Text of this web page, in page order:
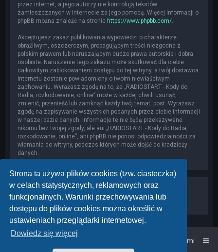
Strona ta używa plików cookies (tzw. ciasteczka)
w celach statystycznych, reklamowych oraz
funkcjonalnych. Warunki przechowywania lub
dostępu do plików cookies można określić w
ustawieniach przeglądarki internetowej.
Dowiedz się więcej
przez internet, a jego autorzy nie kontrolują tekstów
zamieszczanych w internecie za jego pomocą. Więcej informacji o
phpBB można znaleźć na stronie https://www.phpbb.com/
Akceptujesz zakaz publikowania wypowiedzi o charakterze
obraźliwym, oszczerczym, propagującym treści niezgodne z
polskim prawem lub naruszającym cudze prawa autorskie i dobra
osobiste. Naruszenie tego zakazu może skutkować dla ciebie
całkowitym zablokowaniem dostępu do tej witryny, a twój dostawca
internetu zostanie powiadomiony o twoim niewłaściwym
zachowaniu. Wyrażasz zgodę na to, że „RADIOSTART - Kody do
Radia, rozkodowanie, online” może w każdej chwili usunąć,
zmienić, przenieść lub zamknąć każdy twój temat, post. Wyrażasz
zgodę na zapisywanie wszystkich podanych przez ciebie informacji
w naszej bazie danych. Informacje te nie będą przekazywane
nikomu bez twojej zgody, ale ani „RADIOSTART - Kody do Radia,
rozkodowanie, online”, ani phpBB nie ponosi odpowiedzialności za
włamania do witryny, podczas których może dojść do kradzieży
danych.
Strona główna Kontakt z nami